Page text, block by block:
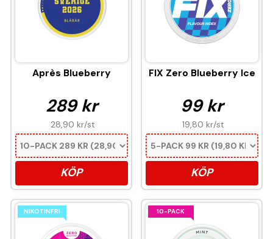
Après Blueberry
289 kr
28,90 kr/st
KÖP
FIX Zero Blueberry Ice
99 kr
19,80 kr/st
KÖP
NIKOTINFRI 10-PACK